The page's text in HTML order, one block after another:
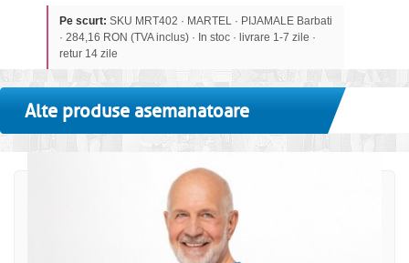
Pe scurt: SKU MRT402 · MARTEL · PIJAMALE Barbati
· 284,16 RON (TVA inclus) · In stoc · livrare 1-7 zile ·
retur 14 zile
Alte produse asemanatoare